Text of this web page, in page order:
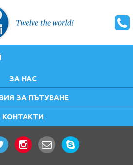
ЗА НАС
ЗА ПЪТУВАНЕ
КОНТАКТИ